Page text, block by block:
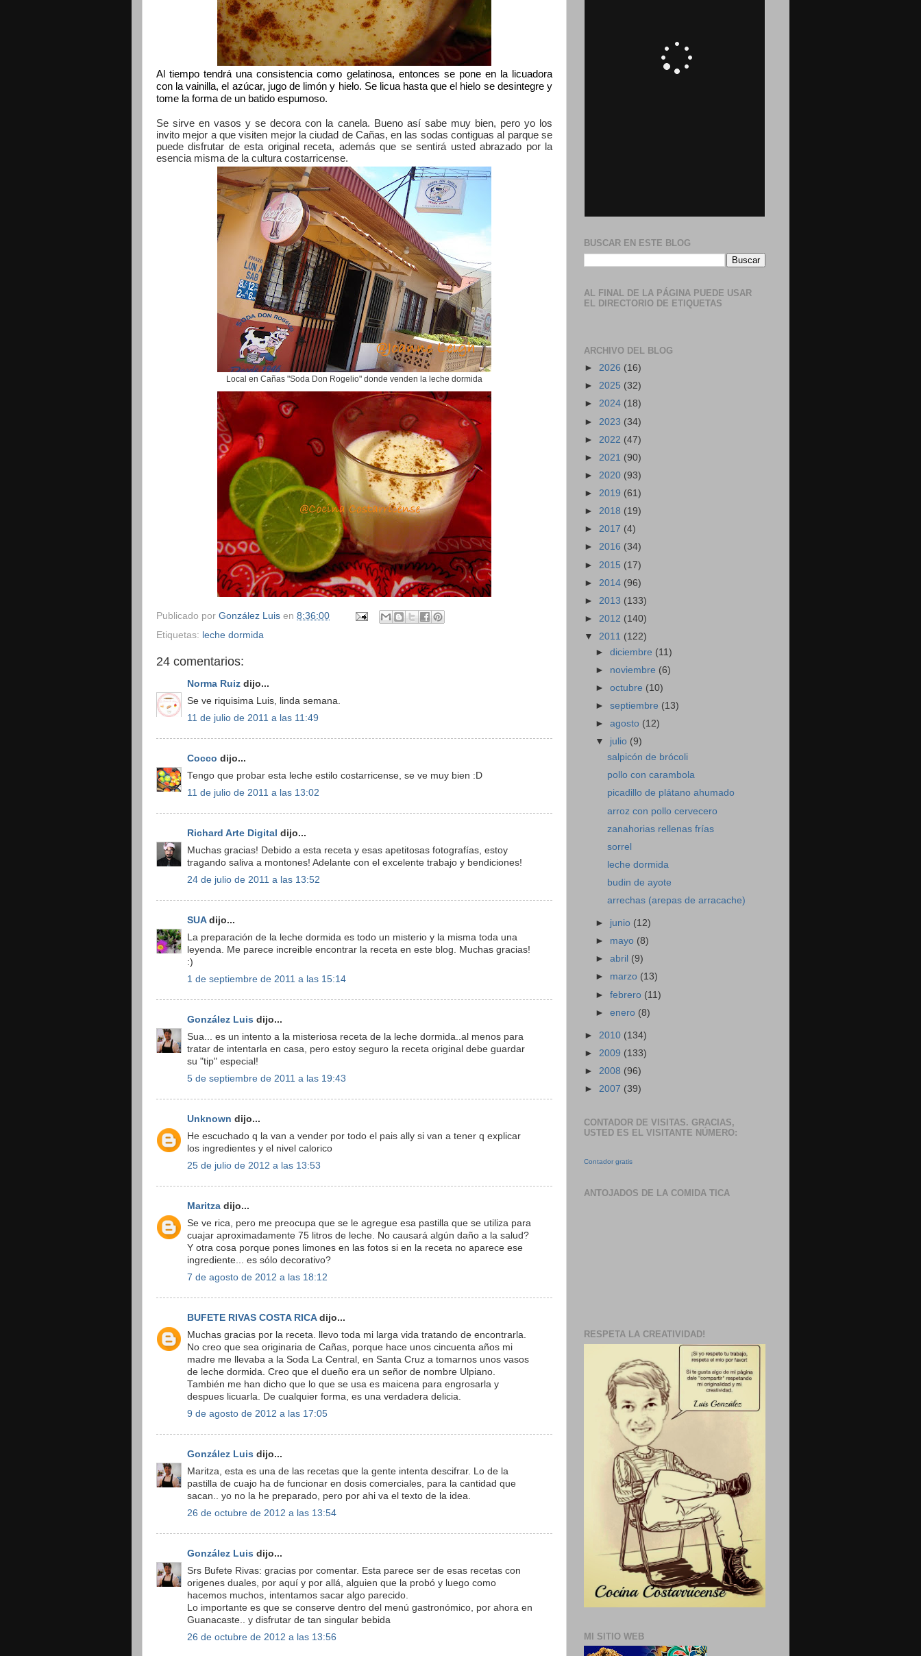
Al tiempo tendrá una consistencia como gelatinosa, entonces se pone en la licuadora
con la vainilla, el azúcar, jugo de limón y hielo. Se licua hasta que el hielo se desintegre y
tome la forma de un batido espumoso.
Se sirve en vasos y se decora con la canela. Bueno así sabe muy bien, pero yo los
invito mejor a que visiten mejor la ciudad de Cañas, en las sodas contiguas al parque se
puede disfrutar de esta original receta, además que se sentirá usted abrazado por la
esencia misma de la cultura costarricense.
Local en Cañas "Soda Don Rogelio" donde venden la leche dormida
Publicado por González Luis en 8:36:00
Etiquetas: leche dormida
24 comentarios:
Norma Ruiz dijo...
Se ve riquisima Luis, linda semana.
11 de julio de 2011 a las 11:49
Cocco dijo...
Tengo que probar esta leche estilo costarricense, se ve muy bien :D
11 de julio de 2011 a las 13:02
Richard Arte Digital dijo...
Muchas gracias! Debido a esta receta y esas apetitosas fotografías, estoy
tragando saliva a montones! Adelante con el excelente trabajo y bendiciones!
24 de julio de 2011 a las 13:52
SUAdijo...
La preparación de la leche dormida es todo un misterio y la misma toda una
leyenda. Me parece increible encontrar la receta en este blog. Muchas gracias!
:)
1 de septiembre de 2011 a las 15:14
González Luis dijo...
Sua... es un intento a la misteriosa receta de la leche dormida..al menos para
tratar de intentarla en casa, pero estoy seguro la receta original debe guardar
su "tip" especial!
5 de septiembre de 2011 a las 19:43
Unknown dijo...
He escuchado q la van a vender por todo el pais ally si van a tener q explicar
los ingredientes y el nivel calorico
25 de julio de 2012 a las 13:53
Maritza dijo...
Se ve rica, pero me preocupa que se le agregue esa pastilla que se utiliza para
cuajar aproximadamente 75 litros de leche. No causará algún daño a la salud?
Y otra cosa porque pones limones en las fotos si en la receta no aparece ese
ingrediente... es sólo decorativo?
7 de agosto de 2012 a las 18:12
BUFETE RIVAS COSTA RICAdijo...
Muchas gracias por la receta. llevo toda mi larga vida tratando de encontrarla.
No creo que sea originaria de Cañas, porque hace unos cincuenta años mi
madre me llevaba a la Soda La Central, en Santa Cruz a tomarnos unos vasos
de leche dormida. Creo que el dueño era un señor de nombre Ulpiano.
También me han dicho que lo que se usa es maicena para engrosarla y
despues licuarla. De cualquier forma, es una verdadera delicia.
9 de agosto de 2012 a las 17:05
González Luis dijo...
Maritza, esta es una de las recetas que la gente intenta descifrar. Lo de la
pastilla de cuajo ha de funcionar en dosis comerciales, para la cantidad que
sacan.. yo no la he preparado, pero por ahi va el texto de la idea.
26 de octubre de 2012 a las 13:54
González Luis dijo...
Srs Bufete Rivas: gracias por comentar. Esta parece ser de esas recetas con
origenes duales, por aquí y por allá, alguien que la probó y luego como
hacemos muchos, intentamos sacar algo parecido.
Lo importante es que se conserve dentro del menú gastronómico, por ahora en
Guanacaste.. y disfrutar de tan singular bebida
26 de octubre de 2012 a las 13:56
BUSCAR EN ESTE BLOG
AL FINAL DE LA PÁGINA PUEDE USAR
EL DIRECTORIO DE ETIQUETAS
ARCHIVO DEL BLOG
► 2026 (16)
► 2025 (32)
► 2024 (18)
► 2023 (34)
► 2022 (47)
► 2021 (90)
► 2020 (93)
► 2019 (61)
► 2018 (19)
► 2017 (4)
► 2016 (34)
► 2015 (17)
► 2014 (96)
► 2013 (133)
► 2012 (140)
▼ 2011 (122)
►diciembre (11)
► noviembre (6)
►octubre (10)
►septiembre (13)
►agosto (12)
▼ julio (9)
salpicón de brócoli
pollo con carambola
picadillo de plátano ahumado
arroz con pollo cervecero
zanahorias rellenas frías
sorrel
leche dormida
budin de ayote
arrechas (arepas de arracache)
► junio (12)
► mayo (8)
►abril (9)
► marzo (13)
►febrero (11)
►enero (8)
► 2010 (134)
► 2009 (133)
► 2008 (96)
► 2007 (39)
CONTADOR DE VISITAS. GRACIAS,
USTED ES EL VISITANTE NÚMERO:
Contador gratis
ANTOJADOS DE LA COMIDA TICA
RESPETA LA CREATIVIDAD!
MI SITIO WEB